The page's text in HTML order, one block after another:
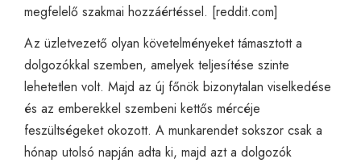
megfelelő szakmai hozzáértéssel. [reddit.com]
Az üzletvezető olyan követelményeket támasztott a
dolgozókkal szemben, amelyek teljesítése szinte
lehetetlen volt. Majd az új főnök bizonytalan viselkedése
és az emberekkel szembeni kettős mércéje
feszültségeket okozott. A munkarendet sokszor csak a
hónap utolsó napján adta ki, majd azt a dolgozók